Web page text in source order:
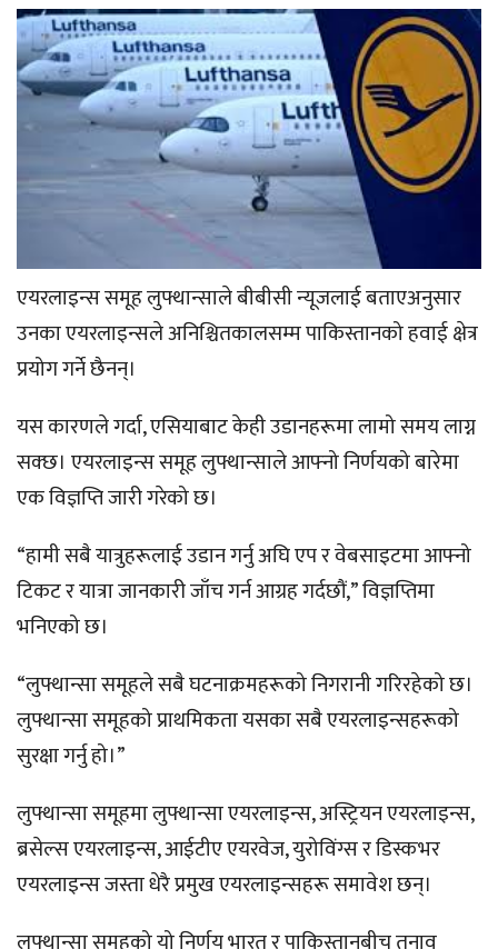
एयरलाइन्स समूह लुफ्थान्साले बीबीसी न्यूजलाई बताएअनुसार
उनका एयरलाइन्सले अनिश्चितकालसम्म पाकिस्तानको हवाई क्षेत्र
प्रयोग गर्ने छैनन्।
यस कारणले गर्दा, एसियाबाट केही उडानहरूमा लामो समय लाग्न
सक्छ। एयरलाइन्स समूह लुफ्थान्साले आफ्नो निर्णयको बारेमा
एक विज्ञप्ति जारी गरेको छ।
“हामी सबै यात्रुहरूलाई उडान गर्नु अघि एप र वेबसाइटमा आफ्नो
टिकट र यात्रा जानकारी जाँच गर्न आग्रह गर्दछौं,” विज्ञप्तिमा
भनिएको छ।
“लुफ्थान्सा समूहले सबै घटनाक्रमहरूको निगरानी गरिरहेको छ।
लुफ्थान्सा समूहको प्राथमिकता यसका सबै एयरलाइन्सहरूको
सुरक्षा गर्नु हो।”
लुफ्थान्सा समूहमा लुफ्थान्सा एयरलाइन्स, अस्ट्रियन एयरलाइन्स,
ब्रसेल्स एयरलाइन्स, आईटीए एयरवेज, युरोविंग्स र डिस्कभर
एयरलाइन्स जस्ता धेरै प्रमुख एयरलाइन्सहरू समावेश छन्।